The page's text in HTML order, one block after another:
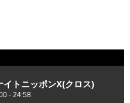
イトニッポンX(クロス)
- 24:58